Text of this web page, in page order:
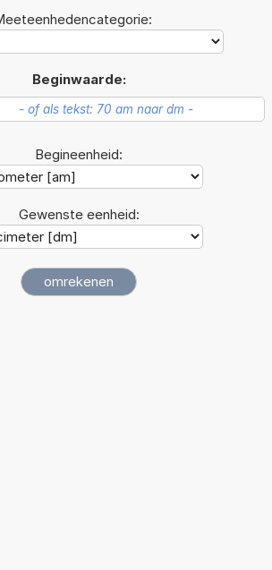
Beginwaarde:
Begineenheid:
Gewenste eenheid: